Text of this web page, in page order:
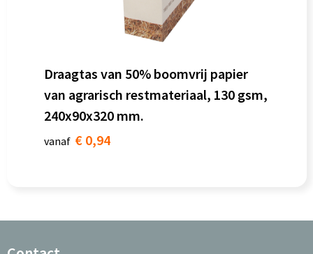
Draagtas van 50% boomvrij papier
van agrarisch restmateriaal, 130 gsm,
240x90x320 mm.
vanaf € 0,94